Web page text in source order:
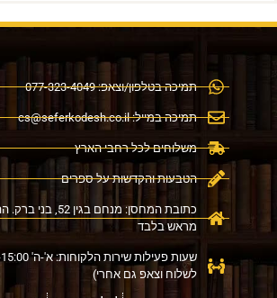
תמיכה בטלפון/וצאפ: 077-323-4049
תמיכה במייל:cs@seferkodesh.co.il
משלוחים לכל רחבי הארץ
הטבעות והקדשות על ספרים
כתובת המחסן: מנחם
מראש בלבד
לשלוח וצאפ גם אחרי)